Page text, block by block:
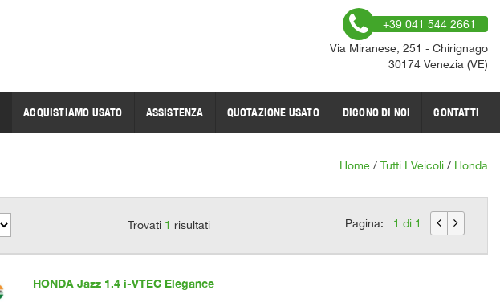
+39 041 544 2661
Via Miranese, 251 - Chirignago
30174 Venezia (VE)
ACQUISTIAMO USATO ASSISTENZA QUOTAZIONE USATO DICONO DI NOI CONTATTI
Home / Tutti I Veicoli / Honda
Trovati 1 risultati Pagina: 1 di 1
HONDA Jazz 1.4 i-VTEC Elegance